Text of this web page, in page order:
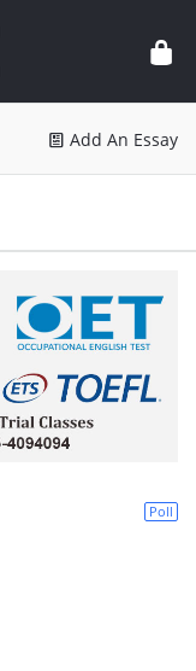
Add An Essay
Poll